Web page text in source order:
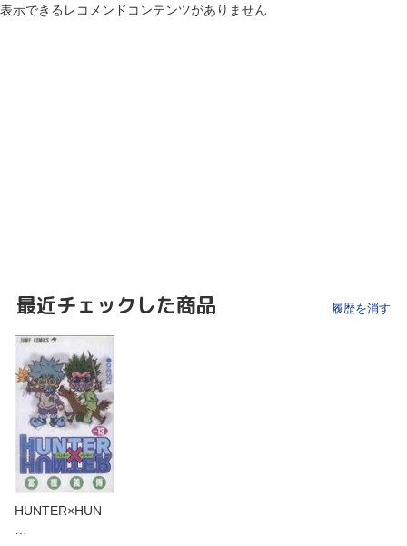
表示できるレコメンドコンテンツがありません
最近チェックした商品 履歴を消す
HUNTER×HUN